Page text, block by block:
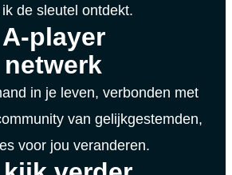
de sleutel ontdekt.
A-player
netwerk
in je leven, verbonden met
van gelijkgestemden,
voor jou veranderen.